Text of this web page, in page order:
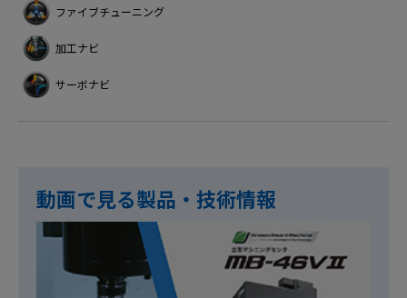
ファイブチューニング
加工ナビ
サーボナビ
動画で見る製品・技術情報